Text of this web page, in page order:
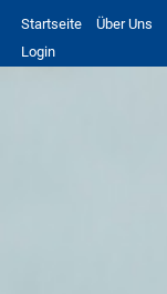
Startseite Über Uns
Login